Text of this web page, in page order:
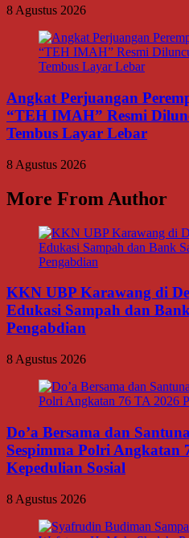
8 Agustus 2026
Angkat Perjuangan
“TEH IMAH” Resmi
Tembus Layar Lebar
8 Agustus 2026
More From Author
KKN UBP Karawang di
Edukasi Sampah dan
Pengabdian
8 Agustus 2026
Do’a Bersama dan
Sespimma Polri Angkatan
Kepedulian Sosial
8 Agustus 2026